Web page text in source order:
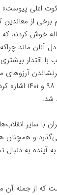
اعلی پیوست»
برخی از
خوش کردند که
آنان ماند
بیشتری
آرزوهای
جمله این مقاطع
شد.
با سایر
و
هنوز با امید به
از جمله آن